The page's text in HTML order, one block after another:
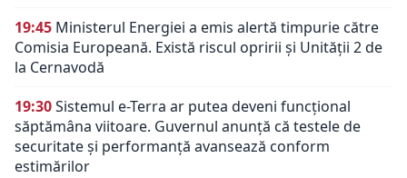
19:45 Ministerul Energiei a emis alertă timpurie către
Comisia Europeană. Există riscul opririi și Unității 2 de
la Cernavodă
19:30Sistemul e-Terra ar putea deveni funcțional
săptămâna viitoare. Guvernul anunță că testele de
securitate și performanță avansează conform
estimărilor